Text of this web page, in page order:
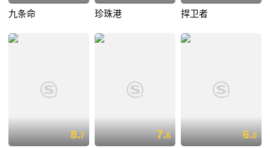
九条命 珍珠港 捍卫者
8.7 7.6 6.0